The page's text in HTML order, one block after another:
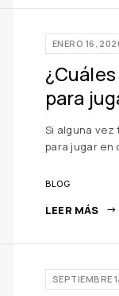
ENERO 16,
para
Si alguna vez
para jugar en
BLOG
LEER MÁS
SEPTIEMBRE